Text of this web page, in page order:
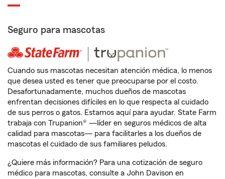
Seguro para mascotas
Cuando sus mascotas necesitan atención médica, lo menos
que desea usted es tener que preocuparse por el costo.
Desafortunadamente, muchos dueños de mascotas
enfrentan decisiones difíciles en lo que respecta al cuidado
de sus perros o gatos. Estamos aquí para ayudar. State Farm
trabaja con Trupanion® —líder en seguros médicos de alta
calidad para mascotas— para facilitarles a los dueños de
mascotas el cuidado de sus familiares peludos.
¿Quiere más información? Para una cotización de seguro
médico para mascotas, consulte a John Davison en